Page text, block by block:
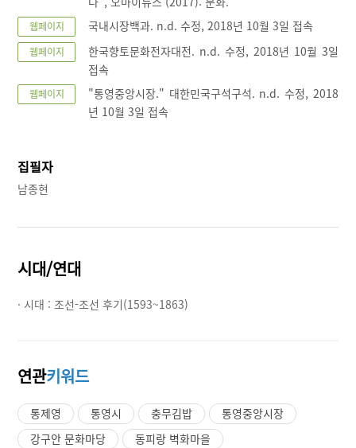
웹페이지 국내시장백과. n.d. 수정, 2018년 10월 3일 접속
웹페이지
한국향토문화전자대전. n.d. 수정, 2018년 10월 3일
접속
웹페이지
"통영중앙시장." 대한민국구석구석. n.d. 수정, 2018
년 10월 3일 접속
집필자
남종현
시대/연대
· 시대 :조선-조선 후기(1593~1863)
연관키워드
통제영 통영시 충무김밥
통영중앙시장
강구안 문화마당
동피랑 벽화마을